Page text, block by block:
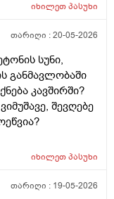
იხილეთპასუხი
თარიღი :20-05-2026
სუნი,
განმავლობაში
კავშირში?
შევღებე
იხილეთპასუხი
თარიღი : 19-05-2026